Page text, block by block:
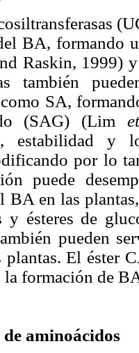
BA, formando
Raskin, 1999)
también
SA,
(SAG) (Lim
estabilidad y
por lo
puede
BA en las
ésteres de
pueden
El éster
la formación de
aminoácidos